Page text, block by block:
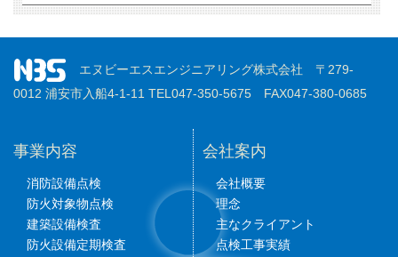
エヌビーエスエンジニアリング株式会社 〒279-
0012 浦安市入船4-1-11 TEL047-350-5675 FAX047-380-0685
事業内容
消防設備点検
防火対象物点検
建築設備検査
防火設備定期検査
会社案内
会社概要
理念
主なクライアント
点検工事実績